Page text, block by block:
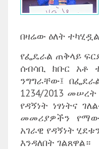
በዛሬው ዕለት
‎የፌዴራል ጠቅላይ
ሰብሳቢ ክቡር አቶ
ንግግራቸው፤
1234/2013
የዳኝነት ነፃነትና
መመሪያዎችን
አገራዊ የዳኝነት
እንዳለበት ገልጸዋል።